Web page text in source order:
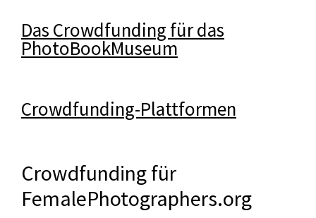
Das Crowdfunding für das
PhotoBookMuseum
Crowdfunding-Plattformen
Crowdfunding für
FemalePhotographers.org